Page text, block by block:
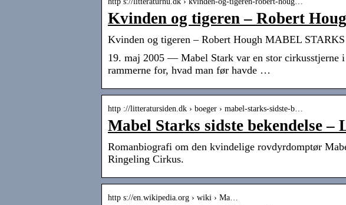
Kvinden og tigeren – Robert
Kvinden og tigeren – Robert Hough MABEL
19. maj 2005 — Mabel Stark var en stor cirkusstjerne
rammerne for, hvad man før havde …
http ://litteratursiden.dk › boeger › mabel-starks-sidste-b…
Mabel Starks sidste bekendelse
Romanbiografi om den kvindelige rovdyrdomptør
Ringeling Cirkus.
http s://en.wikipedia.org › wiki › Ma…